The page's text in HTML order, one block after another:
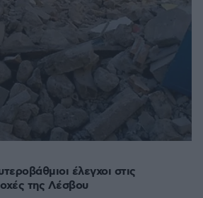
έλεγχοι στις
της Λέσβου